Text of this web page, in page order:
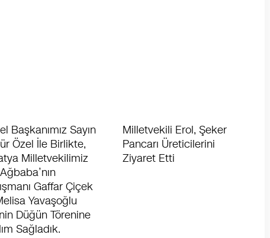
Başkanımız Sayın
Özel İle Birlikte,
Milletvekilimiz
Gaffar Çiçek
Yavaşoğlu
Düğün Törenine
Sağladık.
Milletvekili Erol, Şeker
Pancarı Üreticilerini
Ziyaret Etti